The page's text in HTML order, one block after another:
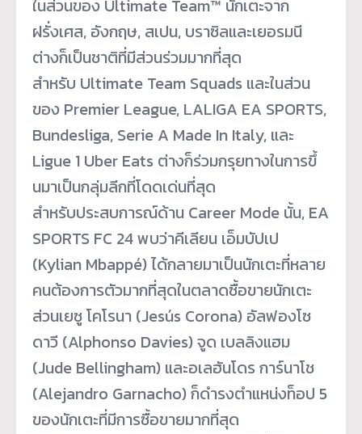
ในส่วนของ Ultimate Team™ นักเตะจาก
ฝรั่งเศส, อังกฤษ, สเปน, บราซิลและเยอรมนี
ต่างก็เป็นชาติที่มีส่วนร่วมมากที่สุด
สำหรับ Ultimate Team Squads และในส่วน
ของ Premier League, LALIGA EA SPORTS,
Bundesliga, Serie A Made In Italy, และ
Ligue 1 Uber Eats ต่างก็ร่วมกรุยทางในการขึ้
นมาเป็นกลุ่มลีกที่โดดเด่นที่สุด
สำหรับประสบการณ์ด้าน Career Mode นั้น, EA
SPORTS FC 24 พบว่าคีเลียน เอ็มบัปเป
(Kylian Mbappé) ได้กลายมาเป็นนักเตะที่หลาย
คนต้องการตัวมากที่สุดในตลาดซื้อขายนักเตะ
ส่วนเยซู โคโรนา (Jesús Corona) อัลฟองโซ
ดาวี (Alphonso Davies) จูด เบลลิงแฮม
(Jude Bellingham) และอเลฮันโดร การ์นาโช
(Alejandro Garnacho) ก็ดำรงตำแหน่งท็อป 5
ของนักเตะที่มีการซื้อขายมากที่สุด